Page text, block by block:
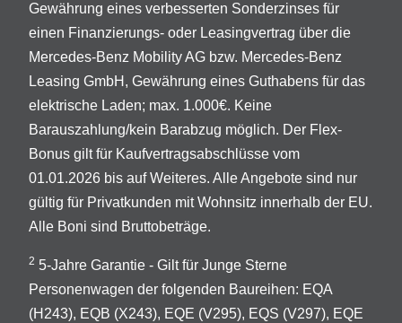
Gewährung eines verbesserten Sonderzinses für
einen Finanzierungs- oder Leasingvertrag über die
Mercedes-Benz Mobility AG bzw. Mercedes-Benz
Leasing GmbH, Gewährung eines Guthabens für das
elektrische Laden; max. 1.000€. Keine
Barauszahlung/kein Barabzug möglich. Der Flex-
Bonus gilt für Kaufvertragsabschlüsse vom
01.01.2026 bis auf Weiteres. Alle Angebote sind nur
gültig für Privatkunden mit Wohnsitz innerhalb der EU.
Alle Boni sind Bruttobeträge.
2 5-Jahre Garantie - Gilt für Junge Sterne
Personenwagen der folgenden Baureihen: EQA
(H243), EQB (X243), EQE (V295), EQS (V297), EQE